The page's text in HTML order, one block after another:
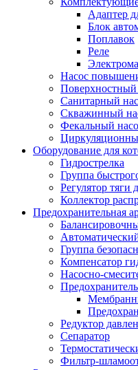
Адаптер
Блок
Поплавок
Реле
Насос
Поверхностный
Санитарный
Скважинный
Фекальный
Оборудование для
Гидрострелка
Группа
Регулятор тяги
Коллектор
Предохранительная
Группа
Компенсатор
Насосно-
Редуктор
Сепаратор
Фильтр-